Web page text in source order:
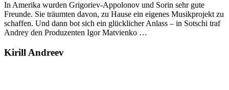
In Amerika wurden Grigoriev-Appolonov und Sorin sehr gute
Freunde. Sie träumten davon, zu Hause ein eigenes Musikprojekt zu
schaffen. Und dann bot sich ein glücklicher Anlass – in Sotschi traf
Andrey den Produzenten Igor Matvienko …
Kirill Andreev